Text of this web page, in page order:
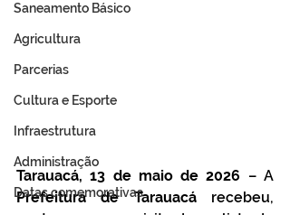
Saneamento Básico
Agricultura
Parcerias
Cultura e Esporte
Infraestrutura
Administração
Datas comemorativas
Tarauacá, 13 de maio de 2026
Prefeitura de Tarauacá recebeu,